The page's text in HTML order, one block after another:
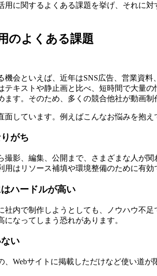
用に関するよくある課題を挙げ、それに
のよくある課題
機会といえば、近年はSNS広告、営業資
テキストや静止画と比べ、短時間で大量
ます。そのため、多くの競合他社が動画
面しています。例えばこんなお悩みを抱え
がち
撮影、編集、公開まで、さまざまな人が
用はリソース補填や環境整備のために有
ハードルが高い
社内で制作しようとしても、ノウハウ不
になってしまう恐れがあります。
い
、Webサイトに掲載しただけなど使い道